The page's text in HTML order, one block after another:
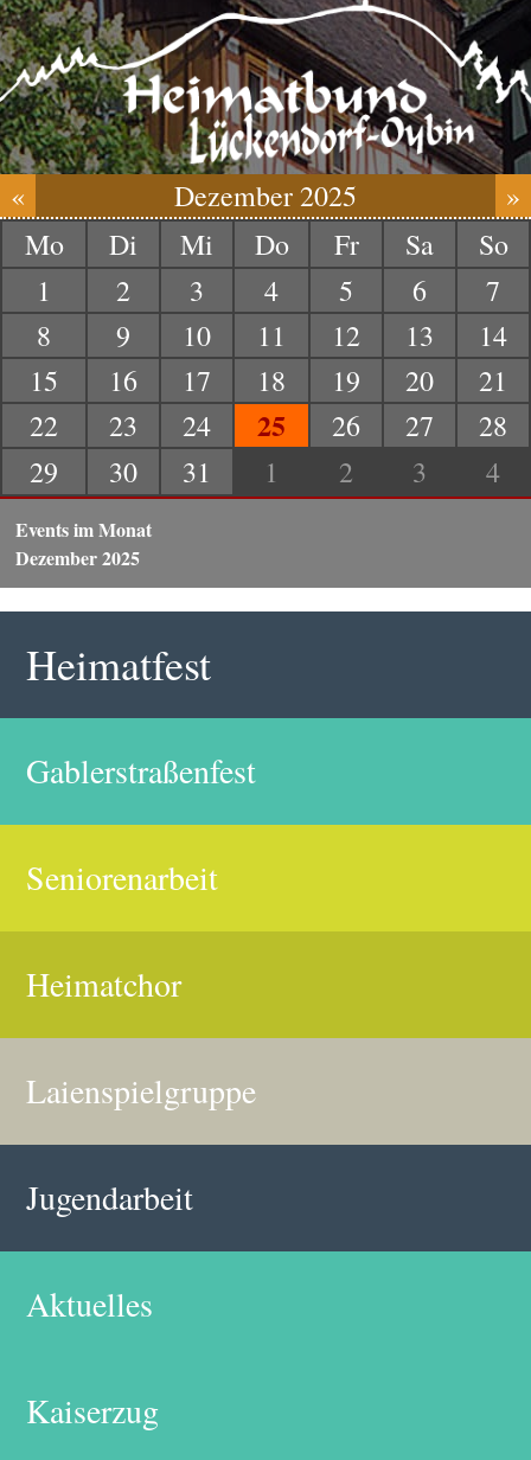
« Dezember 2025
»
Mo
Di Mi Do Fr Sa
So
1
2 3 4 5 6
7
8
9 10 11 12 13
14
15
16 17 18 19 20
21
22
23 24 25 26 27
28
29
30 31 1 2 3 4
Events im Monat
Dezember 2025
Heimatfest
Gablerstraßenfest
Seniorenarbeit
Heimatchor
Laienspielgruppe
Jugendarbeit
Aktuelles
Kaiserzug